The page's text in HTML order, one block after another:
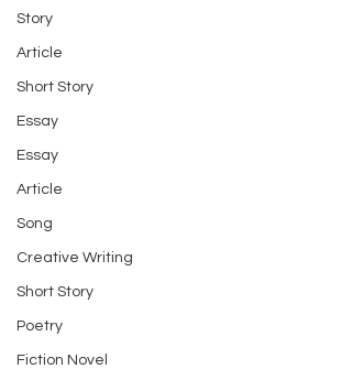
Story
Article
Short Story
Essay
Essay
Article
Song
Creative Writing
Short Story
Poetry
Fiction Novel